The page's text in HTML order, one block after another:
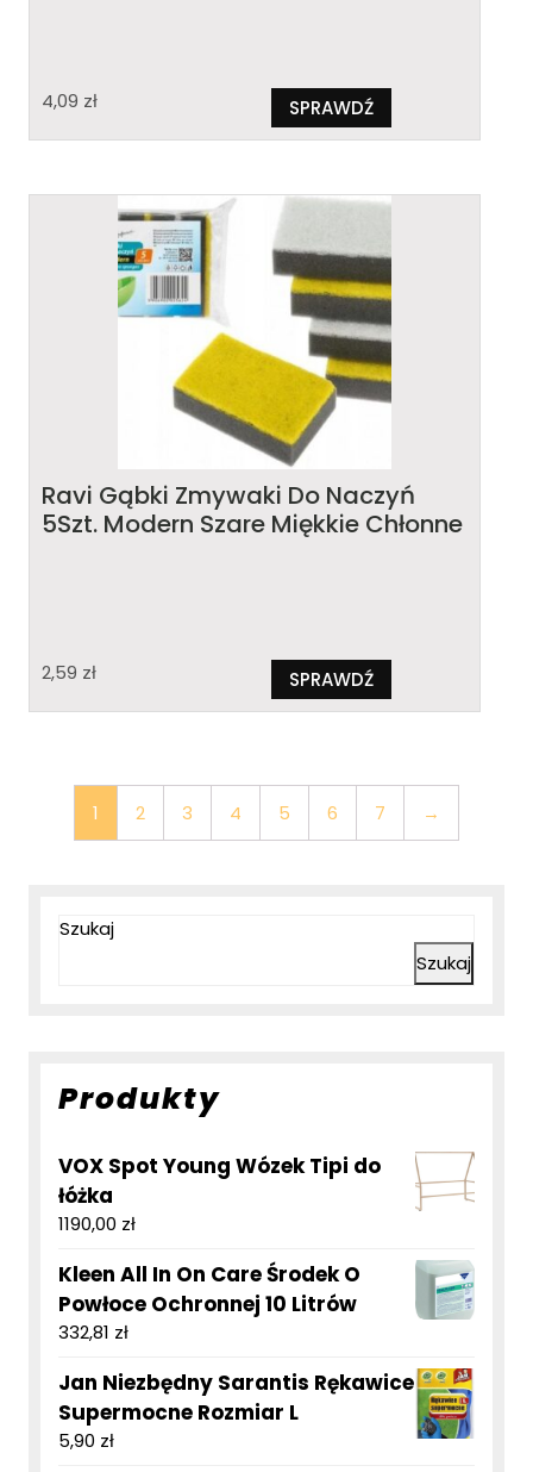
4,09 zł SPRAWDŹ
Ravi Gąbki Zmywaki Do Naczyń
5Szt. Modern Szare Miękkie Chłonne
2,59 zł SPRAWDŹ
1 2 3 4 5 6 7 →
Szukaj
Szukaj
Produkty
VOX Spot Young Wózek Tipi do
łóżka
1190,00 zł
Kleen All In On Care Środek O
Powłoce Ochronnej 10 Litrów
332,81 zł
Jan Niezbędny Sarantis Rękawice
Supermocne Rozmiar L
5,90 zł